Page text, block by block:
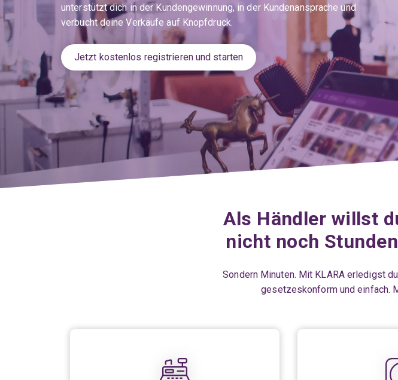
Inventar
Spesenmanagement
myKLARA
App
Präsenz
Plus
Online
Jetzt
kostenlos
testen
Kontakt
KLARA
Treuhänder
Jetzt
kostenlos
testen
unterstützt dich in der Kundengewinnung, in der Kundenansprache und
verbucht deine Verkäufe auf Knopfdruck.
Jetzt kostenlos registrieren und starten
Als Händler willst
nicht noch
Sondern Minuten. Mit KLARA erledigst
gesetzeskonform und einfach.